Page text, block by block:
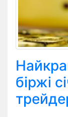
біржі